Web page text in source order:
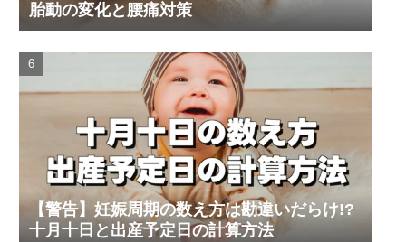
胎動の変化と腰痛対策
【警告】妊娠周期の数え方は勘違いだらけ!?
十月十日と出産予定日の計算方法